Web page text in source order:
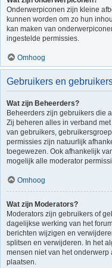
Onderwerpiconen zijn kleine
kunnen worden om zo hun
kan maken van
ingestelde permissies.
Omhoog
Gebruikers en
Wat zijn Beheerders?
Beheerders zijn gebruikers die
Zij beheren alles in verband
van gebruikers,
permissies zijn natuurlijk
toegewezen. Ook afhankelijk
mogelijk alle moderator
Omhoog
Wat zijn Moderators?
Moderators zijn gebruikers of
dagelijkse werking van het
berichten wijzigen en
splitsen en verwijderen. In het
mensen niet van het onderwerp
plaatsen.